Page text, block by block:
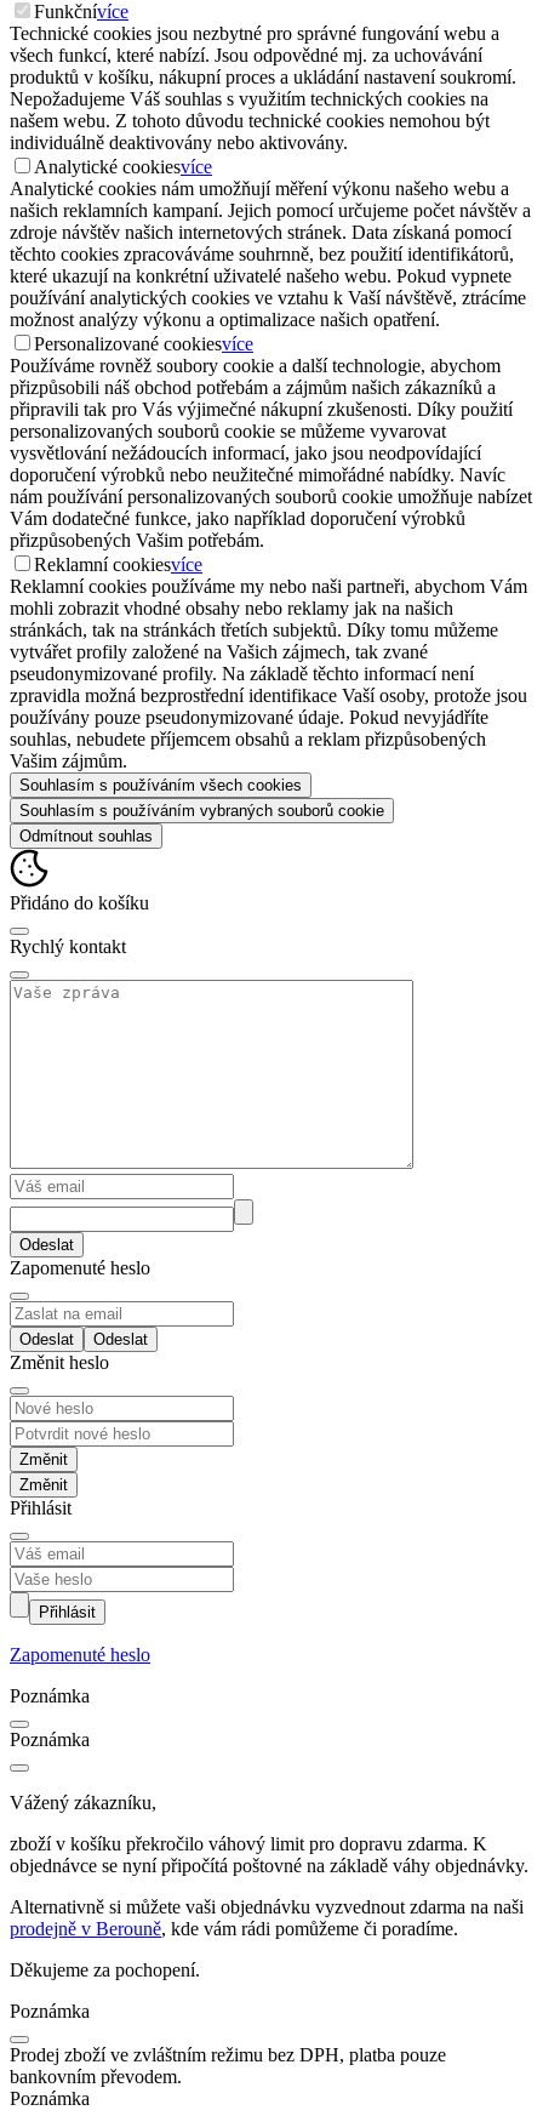
Funkčnívíce
Technické cookies jsou nezbytné pro správné fungování webu a
všech funkcí, které nabízí. Jsou odpovědné mj. za uchovávání
produktů v košíku, nákupní proces a ukládání nastavení soukromí.
Nepožadujeme Váš souhlas s využitím technických cookies na
našem webu. Z tohoto důvodu technické cookies nemohou být
individuálně deaktivovány nebo aktivovány.
Analytické cookiesvíce
Analytické cookies nám umožňují měření výkonu našeho webu a
našich reklamních kampaní. Jejich pomocí určujeme počet návštěv a
zdroje návštěv našich internetových stránek. Data získaná pomocí
těchto cookies zpracováváme souhrnně, bez použití identifikátorů,
které ukazují na konkrétní uživatelé našeho webu. Pokud vypnete
používání analytických cookies ve vztahu k Vaší návštěvě, ztrácíme
možnost analýzy výkonu a optimalizace našich opatření.
Personalizované cookiesvíce
Používáme rovněž soubory cookie a další technologie, abychom
přizpůsobili náš obchod potřebám a zájmům našich zákazníků a
připravili tak pro Vás výjimečné nákupní zkušenosti. Díky použití
personalizovaných souborů cookie se můžeme vyvarovat
vysvětlování nežádoucích informací, jako jsou neodpovídající
doporučení výrobků nebo neužitečné mimořádné nabídky. Navíc
nám používání personalizovaných souborů cookie umožňuje nabízet
Vám dodatečné funkce, jako například doporučení výrobků
přizpůsobených Vašim potřebám.
Reklamní cookiesvíce
Reklamní cookies používáme my nebo naši partneři, abychom Vám
mohli zobrazit vhodné obsahy nebo reklamy jak na našich
stránkách, tak na stránkách třetích subjektů. Díky tomu můžeme
vytvářet profily založené na Vašich zájmech, tak zvané
pseudonymizované profily. Na základě těchto informací není
zpravidla možná bezprostřední identifikace Vaší osoby, protože jsou
používány pouze pseudonymizované údaje. Pokud nevyjádříte
souhlas, nebudete příjemcem obsahů a reklam přizpůsobených
Vašim zájmům.
Souhlasím s používáním všech cookies
Souhlasím s používáním vybraných souborů cookie
Odmítnout souhlas
Přidáno do košíku
Rychlý kontakt
Odeslat
Zapomenuté heslo
Odeslat
Změnit heslo
Změnit
Přihlásit
Přihlásit
Zapomenuté heslo
Poznámka
Poznámka
Vážený zákazníku,
zboží v košíku překročilo váhový limit pro dopravu zdarma. K
objednávce se nyní připočítá poštovné na základě váhy objednávky.
Alternativně si můžete vaši objednávku vyzvednout zdarma na naši
prodejně v Berouně, kde vám rádi pomůžeme či poradíme.
Děkujeme za pochopení.
Poznámka
Prodej zboží ve zvláštním režimu bez DPH, platba pouze
bankovním převodem.
Poznámka